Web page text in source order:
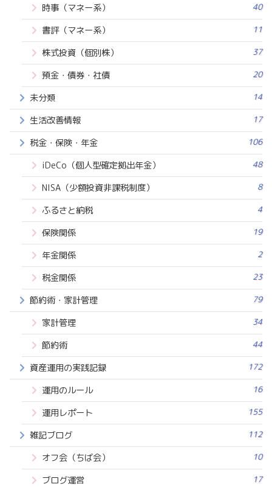
時事（マネー系） 40
書評（マネー系） 11
株式投資（個別株） 37
預金・債券・社債 20
未分類 14
生活改善情報 17
税金・保険・年金 106
iDeCo（個人型確定拠出年金） 48
NISA（少額投資非課税制度） 8
ふるさと納税 4
保険関係 19
年金関係 2
税金関係 23
節約術・家計管理 79
家計管理 34
節約術 44
資産運用の実践記録 172
運用のルール 16
運用レポート 155
雑記ブログ 112
オフ会（ちば会） 10
ブログ運営 17